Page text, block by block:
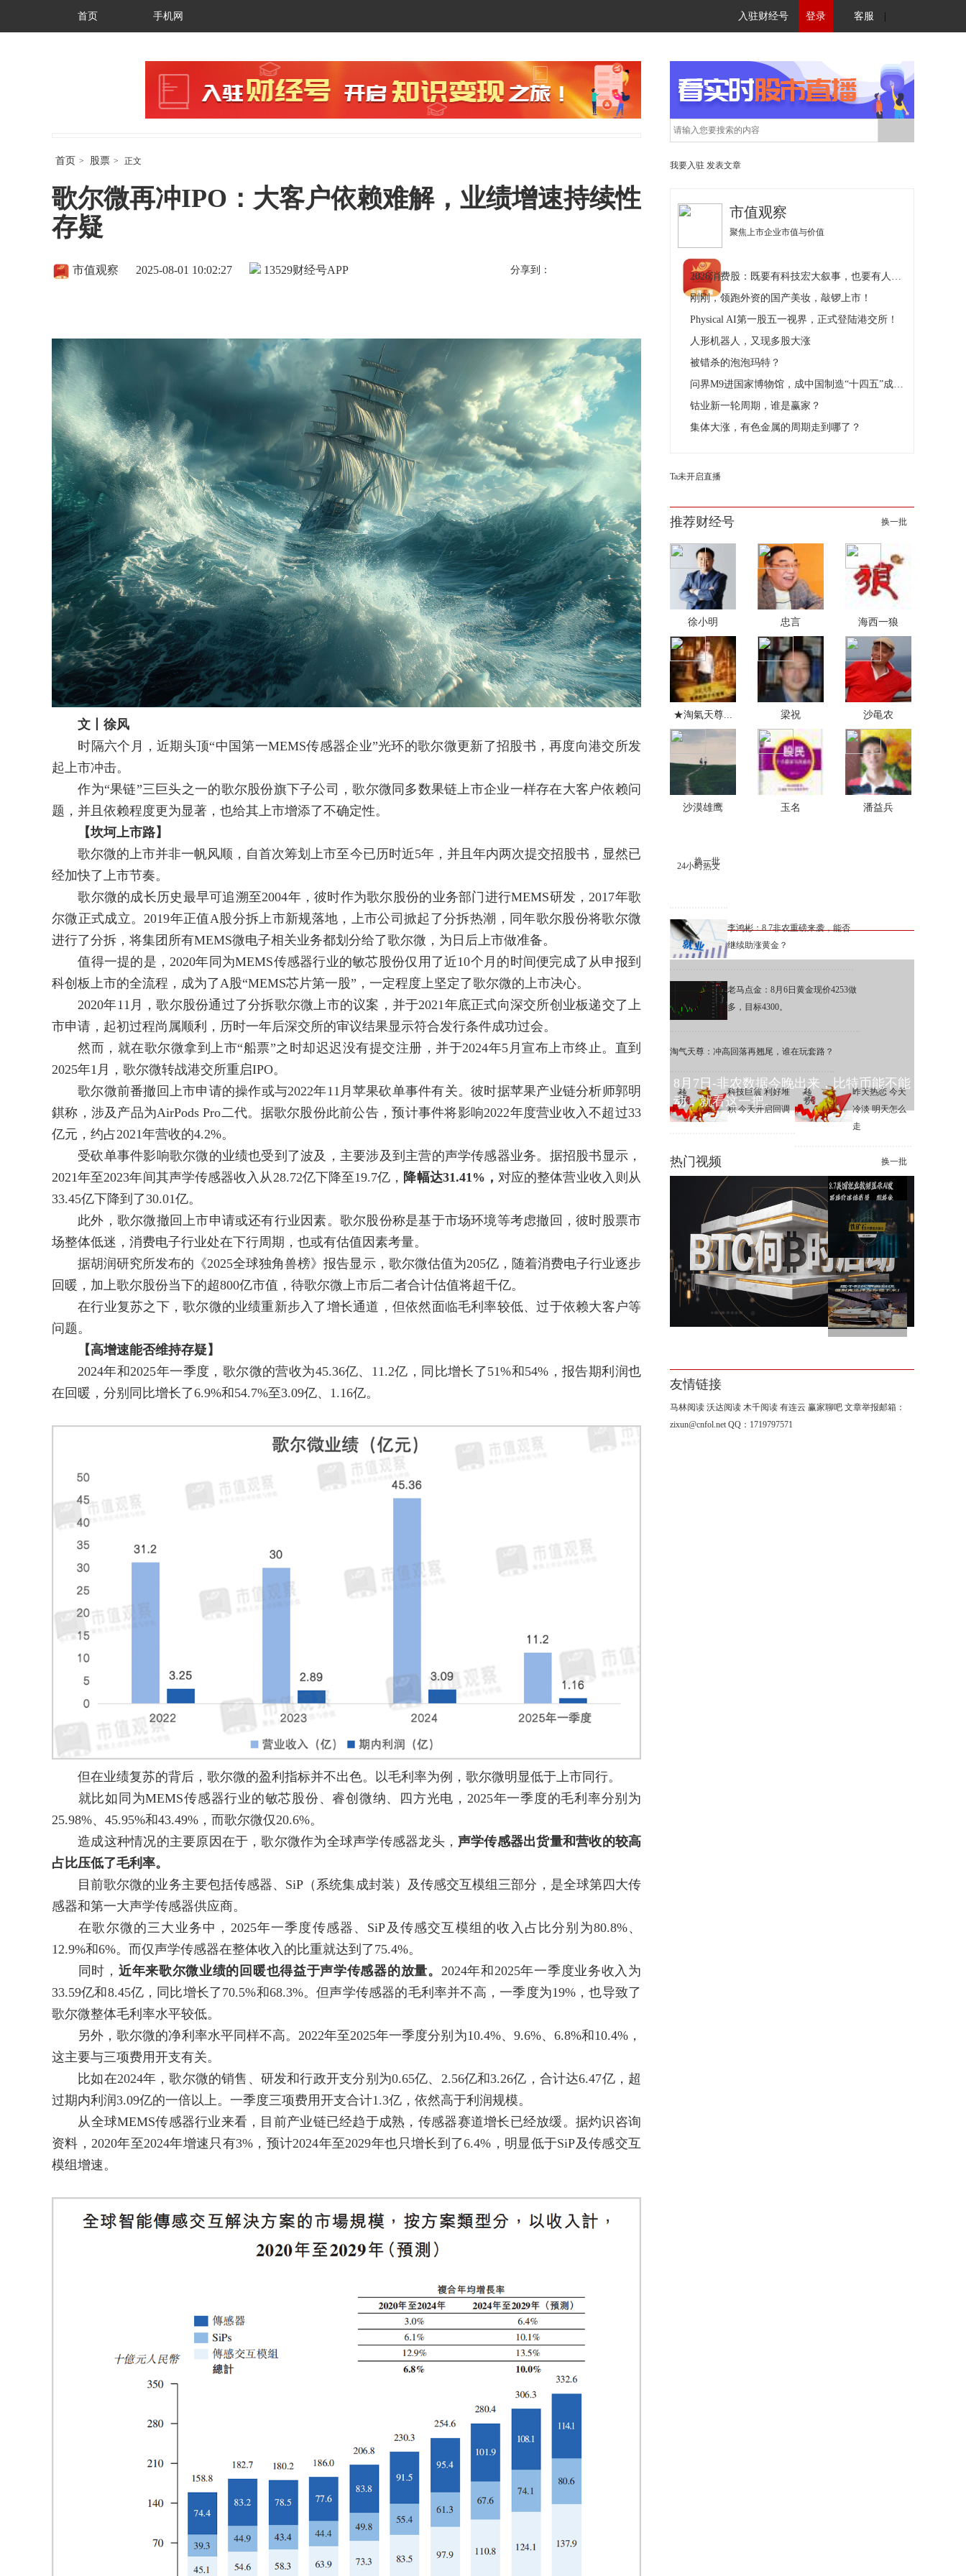
首页 手机网 入驻财经号 登录 客服
首页 > 股票 > 正文
歌尔微再冲IPO：大客户依赖难解，业绩增速持续性
存疑
财经号APP
市值观察 2025-08-01 10:02:27 13529 分享到：
文丨徐风
时隔六个月，近期头顶“中国第一MEMS传感器企业”光环的歌尔微更新了招股书，再度向港交所发
起上市冲击。
作为“果链”三巨头之一的歌尔股份旗下子公司，歌尔微同多数果链上市企业一样存在大客户依赖问
题，并且依赖程度更为显著，也给其上市增添了不确定性。
【坎坷上市路】
歌尔微的上市并非一帆风顺，自首次筹划上市至今已历时近5年，并且年内两次提交招股书，显然已
经加快了上市节奏。
歌尔微的成长历史最早可追溯至2004年，彼时作为歌尔股份的业务部门进行MEMS研发，2017年歌
尔微正式成立。2019年正值A股分拆上市新规落地，上市公司掀起了分拆热潮，同年歌尔股份将歌尔微
进行了分拆，将集团所有MEMS微电子相关业务都划分给了歌尔微，为日后上市做准备。
值得一提的是，2020年同为MEMS传感器行业的敏芯股份仅用了近10个月的时间便完成了从申报到
科创板上市的全流程，成为了A股“MEMS芯片第一股”，一定程度上坚定了歌尔微的上市决心。
2020年11月，歌尔股份通过了分拆歌尔微上市的议案，并于2021年底正式向深交所创业板递交了上
市申请，起初过程尚属顺利，历时一年后深交所的审议结果显示符合发行条件成功过会。
然而，就在歌尔微拿到上市“船票”之时却迟迟没有提交注册，并于2024年5月宣布上市终止。直到
2025年1月，歌尔微转战港交所重启IPO。
歌尔微前番撤回上市申请的操作或与2022年11月苹果砍单事件有关。彼时据苹果产业链分析师郭明
錤称，涉及产品为AirPods Pro二代。据歌尔股份此前公告，预计事件将影响2022年度营业收入不超过33
亿元，约占2021年营收的4.2%。
受砍单事件影响歌尔微的业绩也受到了波及，主要涉及到主营的声学传感器业务。据招股书显示，
2021年至2023年间其声学传感器收入从28.72亿下降至19.7亿， 降幅达31.41%， 对应的整体营业收入则从
33.45亿下降到了30.01亿。
此外，歌尔微撤回上市申请或还有行业因素。歌尔股份称是基于市场环境等考虑撤回，彼时股票市
场整体低迷，消费电子行业处在下行周期，也或有估值因素考量。
据胡润研究所发布的《2025全球独角兽榜》报告显示，歌尔微估值为205亿，随着消费电子行业逐步
回暖，加上歌尔股份当下的超800亿市值，待歌尔微上市后二者合计估值将超千亿。
在行业复苏之下，歌尔微的业绩重新步入了增长通道，但依然面临毛利率较低、过于依赖大客户等
问题。
【高增速能否维持存疑】
2024年和2025年一季度，歌尔微的营收为45.36亿、11.2亿，同比增长了51%和54%，报告期利润也
在回暖，分别同比增长了6.9%和54.7%至3.09亿、1.16亿。
但在业绩复苏的背后，歌尔微的盈利指标并不出色。以毛利率为例，歌尔微明显低于上市同行。
就比如同为MEMS传感器行业的敏芯股份、睿创微纳、四方光电，2025年一季度的毛利率分别为
25.98%、45.95%和43.49%，而歌尔微仅20.6%。
造成这种情况的主要原因在于，歌尔微作为全球声学传感器龙头， 声学传感器出货量和营收的较高
占比压低了毛利率。
目前歌尔微的业务主要包括传感器、SiP（系统集成封装）及传感交互模组三部分，是全球第四大传
感器和第一大声学传感器供应商。
在歌尔微的三大业务中，2025年一季度传感器、SiP及传感交互模组的收入占比分别为80.8%、
12.9%和6%。而仅声学传感器在整体收入的比重就达到了75.4%。
同时， 近年来歌尔微业绩的回暖也得益于声学传感器的放量。 2024年和2025年一季度业务收入为
33.59亿和8.45亿，同比增长了70.5%和68.3%。但声学传感器的毛利率并不高，一季度为19%，也导致了
歌尔微整体毛利率水平较低。
另外，歌尔微的净利率水平同样不高。2022年至2025年一季度分别为10.4%、9.6%、6.8%和10.4%，
这主要与三项费用开支有关。
比如在2024年，歌尔微的销售、研发和行政开支分别为0.65亿、2.56亿和3.26亿，合计达6.47亿，超
过期内利润3.09亿的一倍以上。一季度三项费用开支合计1.3亿，依然高于利润规模。
从全球MEMS传感器行业来看，目前产业链已经趋于成熟，传感器赛道增长已经放缓。据灼识咨询
资料，2020年至2024年增速只有3%，预计2024年至2029年也只增长到了6.4%，明显低于SiP及传感交互
模组增速。
我要入驻 发表文章
市值观察
聚焦上市企业市值与价值
2026消费股：既要有科技宏大叙事，也要有人间烟火气
刚刚，领跑外资的国产美妆，敲锣上市！
Physical AI第一股五一视界，正式登陆港交所！
人形机器人，又现多股大涨
被错杀的泡泡玛特？
问界M9进国家博物馆，成中国制造“十四五”成唯一入选新能源车
钴业新一轮周期，谁是赢家？
集体大涨，有色金属的周期走到哪了？
Ta未开启直播
推荐财经号 换一批
徐小明 忠言 海西一狼
★淘氣天尊... 梁祝 沙黾农
沙漠雄鹰 玉名 潘益兵
24小时热文
换一批
李鸿彬：8.7非农重磅来袭，能否
继续助涨黄金？
老马点金：8月6日黄金现价4253做
多，目标4300。
淘气天尊：冲高回落再翘尾，谁在玩套路？
科技巨震 利好堆
积 今天开启回调
昨天热恋 今天
冷淡 明天怎么
走
热门视频 换一批
8月7日-非农数据今晚出来，比特币能不能
动，就看这一把。
美国就业数据显示AI发展导致
连续裁员，川普坐不住了
趋势追踪2.0星雅龙老师课程8月
7日铁矿石日内观点解读
这个时代节奏很快，但别克选
择为你慢下来
友情链接
马林阅读 沃达阅读 木千阅读 有连云 赢家聊吧 文章举报邮箱：
zixun@cnfol.net QQ：1719797571